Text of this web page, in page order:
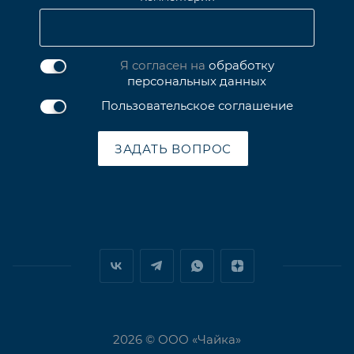
Я согласен на обработку
персональных данных
Пользовательское соглашение
ЗАДАТЬ ВОПРОС
2026 © ООО «Чайка»